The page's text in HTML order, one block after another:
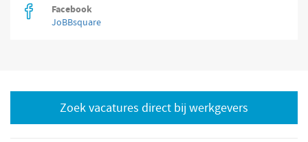
Facebook
JoBBsquare
Zoek vacatures direct bij werkgevers